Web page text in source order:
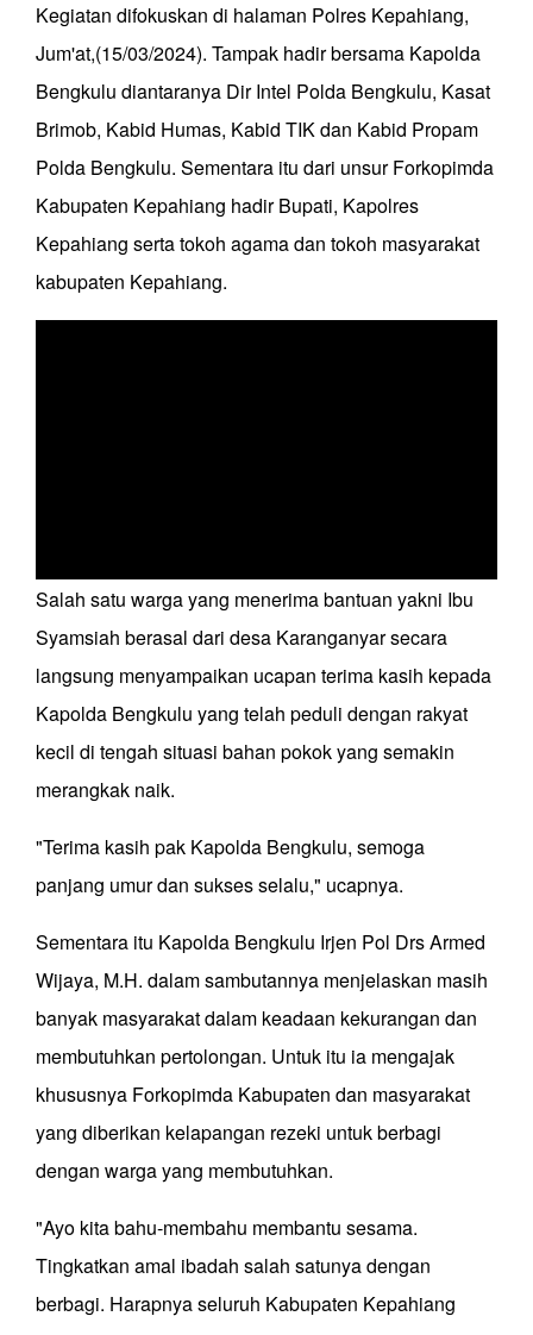
Kegiatan difokuskan di halaman Polres Kepahiang,
Jum'at,(15/03/2024). Tampak hadir bersama Kapolda
Bengkulu diantaranya Dir Intel Polda Bengkulu, Kasat
Brimob, Kabid Humas, Kabid TIK dan Kabid Propam
Polda Bengkulu. Sementara itu dari unsur Forkopimda
Kabupaten Kepahiang hadir Bupati, Kapolres
Kepahiang serta tokoh agama dan tokoh masyarakat
kabupaten Kepahiang.
Salah satu warga yang menerima bantuan yakni Ibu
Syamsiah berasal dari desa Karanganyar secara
langsung menyampaikan ucapan terima kasih kepada
Kapolda Bengkulu yang telah peduli dengan rakyat
kecil di tengah situasi bahan pokok yang semakin
merangkak naik.
"Terima kasih pak Kapolda Bengkulu, semoga
panjang umur dan sukses selalu," ucapnya.
Sementara itu Kapolda Bengkulu Irjen Pol Drs Armed
Wijaya, M.H. dalam sambutannya menjelaskan masih
banyak masyarakat dalam keadaan kekurangan dan
membutuhkan pertolongan. Untuk itu ia mengajak
khususnya Forkopimda Kabupaten dan masyarakat
yang diberikan kelapangan rezeki untuk berbagi
dengan warga yang membutuhkan.
"Ayo kita bahu-membahu membantu sesama.
Tingkatkan amal ibadah salah satunya dengan
berbagi. Harapnya seluruh Kabupaten Kepahiang